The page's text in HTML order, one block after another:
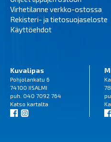
Virhetilanne verkko-ostossa
Rekisteri- ja tietosuojaseloste
Käyttöehdot
Kuvalipas
Pohjolankatu 6
74100 IISALMI
puh. 040 7092 764
Katso kartalta